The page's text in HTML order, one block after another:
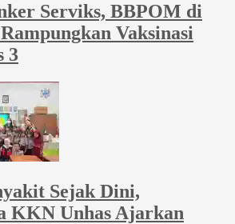
Serviks, BBPOM di
Vaksinasi
3
Sejak Dini,
KKN Unhas Ajarkan